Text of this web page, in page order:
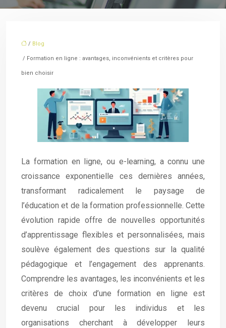
/ Blog
/ Formation en ligne : avantages, inconvénients et critères pour
bien choisir
La formation en ligne, ou e-learning, a connu une
croissance exponentielle ces dernières années,
transformant radicalement le paysage de
l’éducation et de la formation professionnelle. Cette
évolution rapide offre de nouvelles opportunités
d’apprentissage flexibles et personnalisées, mais
soulève également des questions sur la qualité
pédagogique et l’engagement des apprenants.
Comprendre les avantages, les inconvénients et les
critères de choix d’une formation en ligne est
devenu crucial pour les individus et les
organisations cherchant à développer leurs